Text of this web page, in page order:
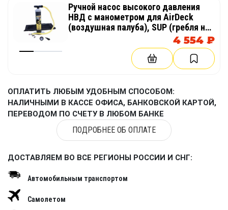
Ручной насос высокого давления
НВД с манометром для AirDeck
(воздушная палуба), SUP (гребля на
4 554 ₽
ОПЛАТИТЬ ЛЮБЫМ УДОБНЫМ СПОСОБОМ:
НАЛИЧНЫМИ В КАССЕ ОФИСА, БАНКОВСКОЙ КАРТОЙ,
ПЕРЕВОДОМ ПО СЧЕТУ В ЛЮБОМ БАНКЕ
ПОДРОБНЕЕ ОБ ОПЛАТЕ
ДОСТАВЛЯЕМ ВО ВСЕ РЕГИОНЫ РОССИИ И СНГ:
Автомобильным транспортом
Самолетом